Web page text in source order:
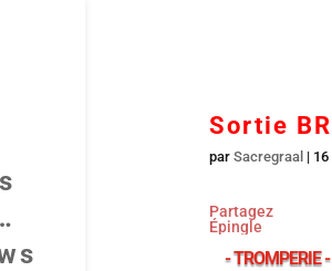
Sortie
par Sacregraal | 16
Partagez
Épingle
- TROMPERIE -